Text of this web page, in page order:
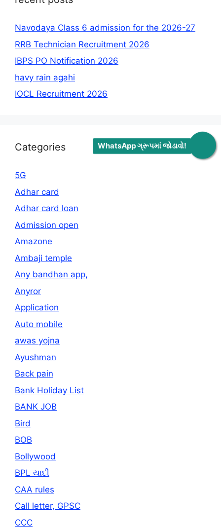
WhatsApp ગ્રૂપમાં જોડાવો!
Navodaya Class 6 admission for the 2026-27
RRB Technician Recruitment 2026
IBPS PO Notification 2026
havy rain agahi
IOCL Recruitment 2026
Categories
5G
Adhar card
Adhar card loan
Admission open
Amazone
Ambaji temple
Any bandhan app,
Anyror
Application
Auto mobile
awas yojna
Ayushman
Back pain
Bank Holiday List
BANK JOB
Bird
BOB
Bollywood
BPL યાદી
CAA rules
Call letter, GPSC
CCC